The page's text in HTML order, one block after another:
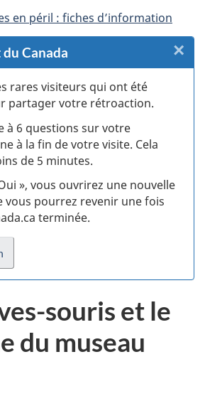
en péril : fiches d’information
Canada
rares visiteurs qui ont été
partager votre rétroaction.
à 6 questions sur votre
à la fin de votre visite. Cela
de 5 minutes.
», vous ouvrirez une nouvelle
vous pourrez revenir une fois
terminée.
participer
×
souris et le
du museau